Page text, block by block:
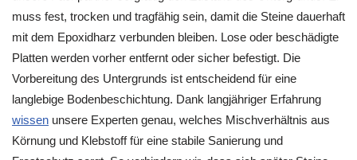
muss fest, trocken und tragfähig sein, damit die Steine dauerhaft
mit dem Epoxidharz verbunden bleiben. Lose oder beschädigte
Platten werden vorher entfernt oder sicher befestigt. Die
Vorbereitung des Untergrunds ist entscheidend für eine
langlebige Bodenbeschichtung. Dank langjähriger Erfahrung
wissen unsere Experten genau, welches Mischverhältnis aus
Körnung und Klebstoff für eine stabile Sanierung und